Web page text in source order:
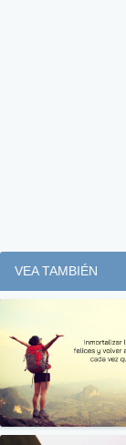
VEA TAMBIÉN